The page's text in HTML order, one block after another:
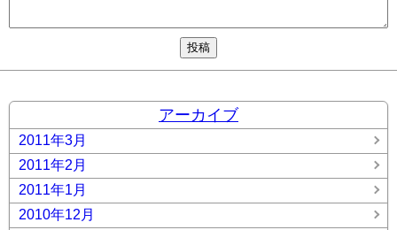
アーカイブ
2011年3月
2011年2月
2011年1月
2010年12月